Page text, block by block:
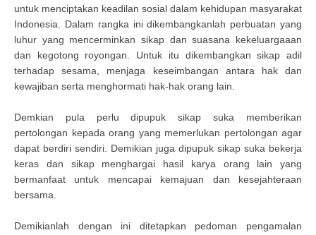
untuk menciptakan keadilan sosial dalam kehidupan masyarakat
Indonesia. Dalam rangka ini dikembangkanlah perbuatan yang
luhur yang mencerminkan sikap dan suasana kekeluargaaan
dan kegotong royongan. Untuk itu dikembangkan sikap adil
terhadap sesama, menjaga keseimbangan antara hak dan
kewajiban serta menghormati hak-hak orang lain.
Demkian pula perlu dipupuk sikap suka memberikan
pertolongan kepada orang yang memerlukan pertolongan agar
dapat berdiri sendiri. Demikian juga dipupuk sikap suka bekerja
keras dan sikap menghargai hasil karya orang lain yang
bermanfaat untuk mencapai kemajuan dan kesejahteraan
bersama.
Demikianlah dengan ini ditetapkan pedoman pengamalan